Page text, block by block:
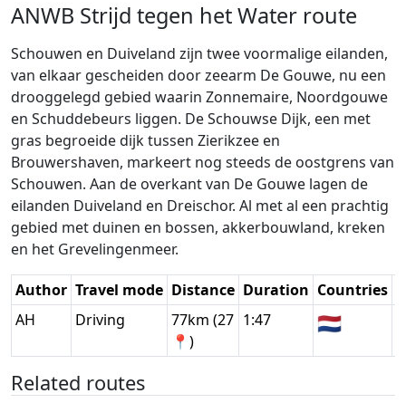
ANWB Strijd tegen het Water route
Schouwen en Duiveland zijn twee voormalige eilanden,
van elkaar gescheiden door zeearm De Gouwe, nu een
drooggelegd gebied waarin Zonnemaire, Noordgouwe
en Schuddebeurs liggen. De Schouwse Dijk, een met
gras begroeide dijk tussen Zierikzee en
Brouwershaven, markeert nog steeds de oostgrens van
Schouwen. Aan de overkant van De Gouwe lagen de
eilanden Duiveland en Dreischor. Al met al een prachtig
gebied met duinen en bossen, akkerbouwland, kreken
en het Grevelingenmeer.
Author Travel mode Distance Duration Countries
AH
Driving
77km (27
📍)
1:47 🇳🇱
Related routes